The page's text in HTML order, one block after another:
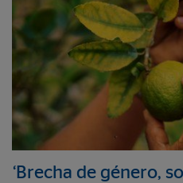
‘Brecha de género,